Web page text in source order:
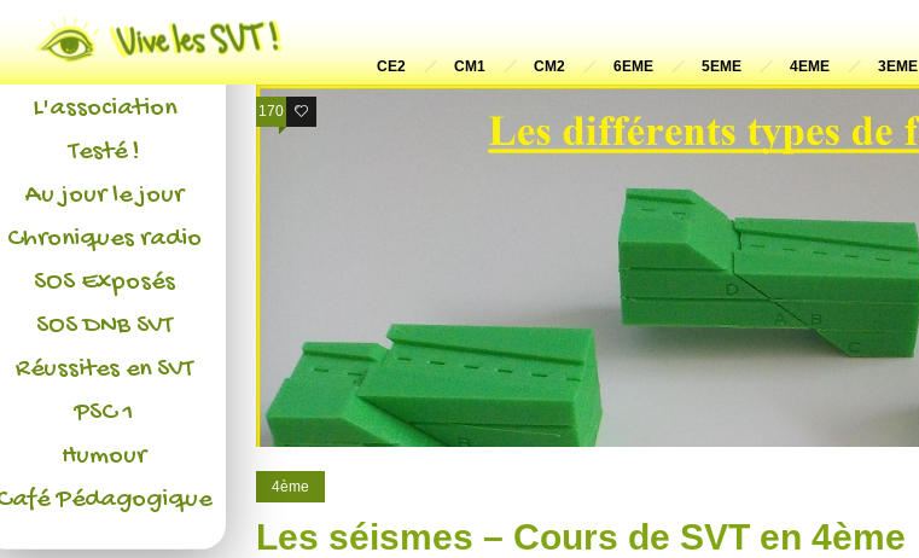
CE2 CM1 CM2 6EME 5EME 4EME 3EME
170 34
4ème
Les séismes – Cours de SVT en 4ème
Actualités
L'association
Testé !
Au jour le jour
Chroniques radio
SOS Exposés
SOS DNB SVT
Réussites en SVT
PSC 1
Humour
Pédagogique